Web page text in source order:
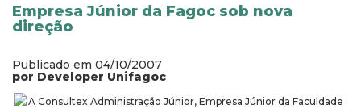
Empresa Júnior da Fagoc sob nova
direção
Publicado em 04/10/2007
por Developer Unifagoc
A Consultex Administração Júnior, Empresa Júnior da Faculdade